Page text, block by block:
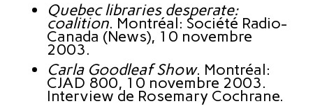
Quebec libraries desperate:
coalition. Montréal: Société Radio-
Canada (News), 10 novembre
2003.
Carla Goodleaf Show. Montréal:
CJAD 800, 10 novembre 2003.
Interview de Rosemary Cochrane.